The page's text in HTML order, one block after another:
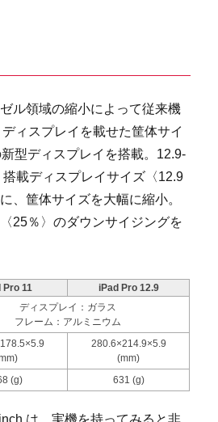
ル領域の縮小によって従来機
ィスプレイを載せた筐体サイ
型ディスプレイを搭載。12.9-
載ディスプレイサイズ〈12.9
、筐体サイズを大幅に縮小。
25％〉のダウンサイジングを
Pro 11 iPad Pro 12.9
ディスプレイ：ガラス
フレーム：アルミニウム
280.6×214.9×5.9
(mm)
(g) 631 (g)
は、実機を持ってみると非